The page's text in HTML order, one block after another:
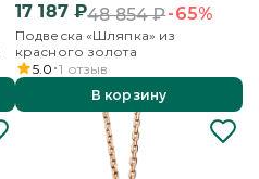
17 187₽48 854₽-65%
Подвеска «Шляпка» из
красного золота
5.0 1 отзыв
В корзину